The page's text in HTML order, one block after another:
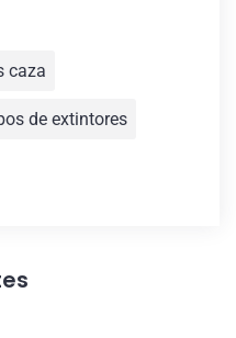
caza
de extintores